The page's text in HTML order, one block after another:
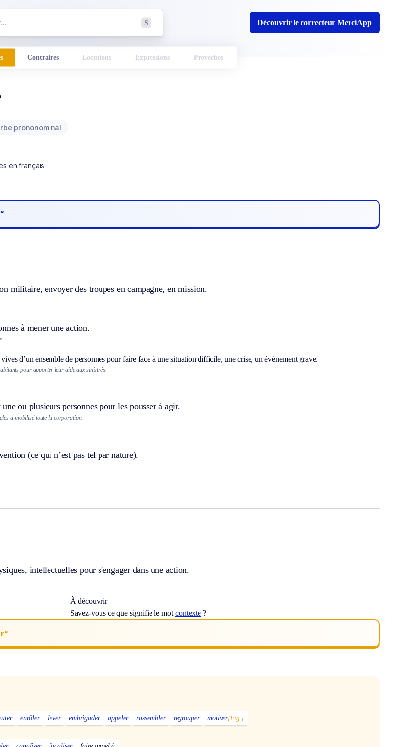
S Découvrir le correcteur MerciApp
Contraires Locutions Expressions Proverbes
prononominal
en français
militaire, envoyer des troupes en campagne, en mission.
à mener une action.
d’un ensemble de personnes pour faire face à une situation difficile, une crise, un événement grave.
pour apporter leur aide aux sinistrés.
ou plusieurs personnes pour les pousser à agir.
a mobilisé toute la corporation.
(ce qui n’est pas tel par nature).
intellectuelles pour s'engager dans une action.
À découvrir
Savez-vous ce que signifie le mot contexte ?
enrôler lever embrigader appeler rassembler regrouper motiver[Fig.]